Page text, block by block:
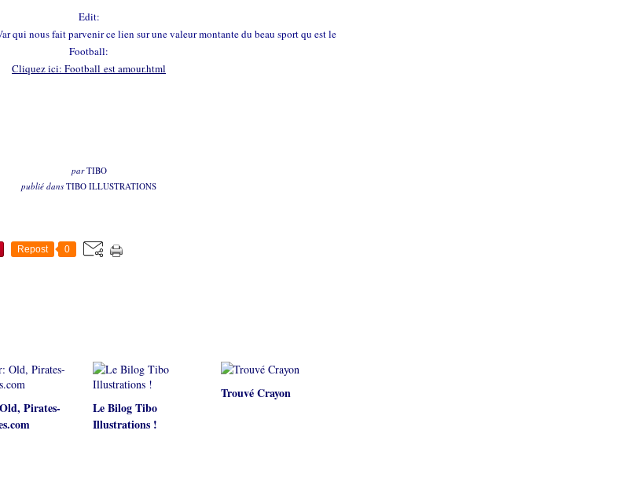
Edit:
qui nous fait parvenir ce lien sur une valeur montante du beau sport qu est le
Football:
Cliquez ici: Football est amour.html
parTIBO
publié dans TIBO ILLUSTRATIONS
Repost 0
Pirates-
Le Bilog Tibo
Illustrations !
Trouvé Crayon